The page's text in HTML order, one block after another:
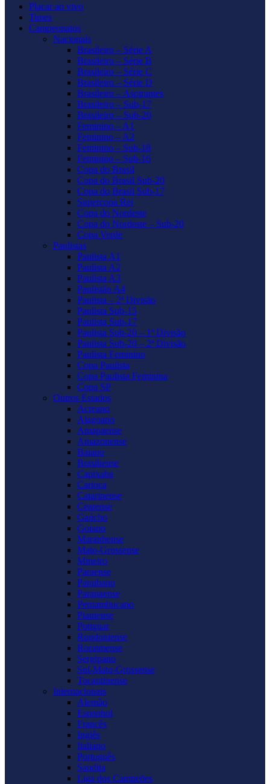
Placar ao vivo
Times
Campeonatos
Nacionais
Brasileiro – Série A
Brasileiro – Série B
Brasileiro – Série C
Brasileiro – Série D
Brasileiro – Aspirantes
Brasileiro – Sub-17
Brasileiro – Sub-20
Feminino – A1
Feminino – A2
Feminino – Sub-18
Feminino – Sub-16
Copa do Brasil
Copa do Brasil Sub-20
Copa do Brasil Sub-17
Supercopa Rei
Copa do Nordeste
Copa do Nordeste – Sub-20
Copa Verde
Paulistas
Paulista A1
Paulista A2
Paulista A3
Paulistão A4
Paulista – 2ª Divisão
Paulista Sub-15
Paulista Sub-17
Paulista Sub-20 – 1ª Divisão
Paulista Sub-20 – 2ª Divisão
Paulista Feminino
Copa Paulista
Copa Paulista Feminina
Copa SP
Outros Estados
Acreano
Alagoano
Amapaense
Amazonense
Baiano
Brasiliense
Capixaba
Carioca
Catarinense
Cearense
Gaúcho
Goiano
Maranhense
Mato-Grossense
Mineiro
Paraense
Paraibano
Paranaense
Pernambucano
Piauiense
Potiguar
Rondoniense
Roraimense
Sergipano
Sul-Mato-Grossense
Tocantinense
Internacionais
Alemão
Espanhol
Francês
Inglês
Italiano
Português
Saudita
Liga dos Campeões